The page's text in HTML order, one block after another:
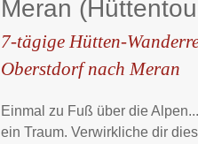
Meran
7-tägige Hütten-
Oberstdorf nach Meran
Einmal zu Fuß über die
ein Traum. Verwirkliche dir